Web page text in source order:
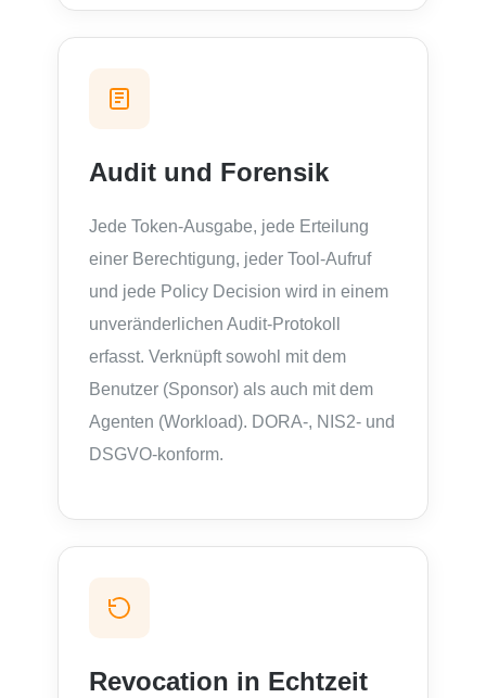
Audit und Forensik
Jede Token-Ausgabe, jede Erteilung
einer Berechtigung, jeder Tool-Aufruf
und jede Policy Decision wird in einem
unveränderlichen Audit-Protokoll
erfasst. Verknüpft sowohl mit dem
Benutzer (Sponsor) als auch mit dem
Agenten (Workload). DORA-, NIS2- und
DSGVO-konform.
Revocation in Echtzeit